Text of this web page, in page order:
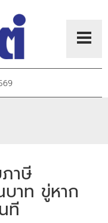
าษี
าท ขู่หาก
ที